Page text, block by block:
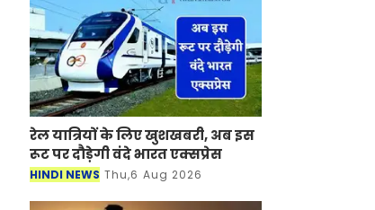
रेल यात्रियों के लिए खुशखबरी, अब इस
रूट पर दौड़ेगी वंदे भारत एक्‍सप्रेस
HINDI NEWS Thu,6 Aug 2026